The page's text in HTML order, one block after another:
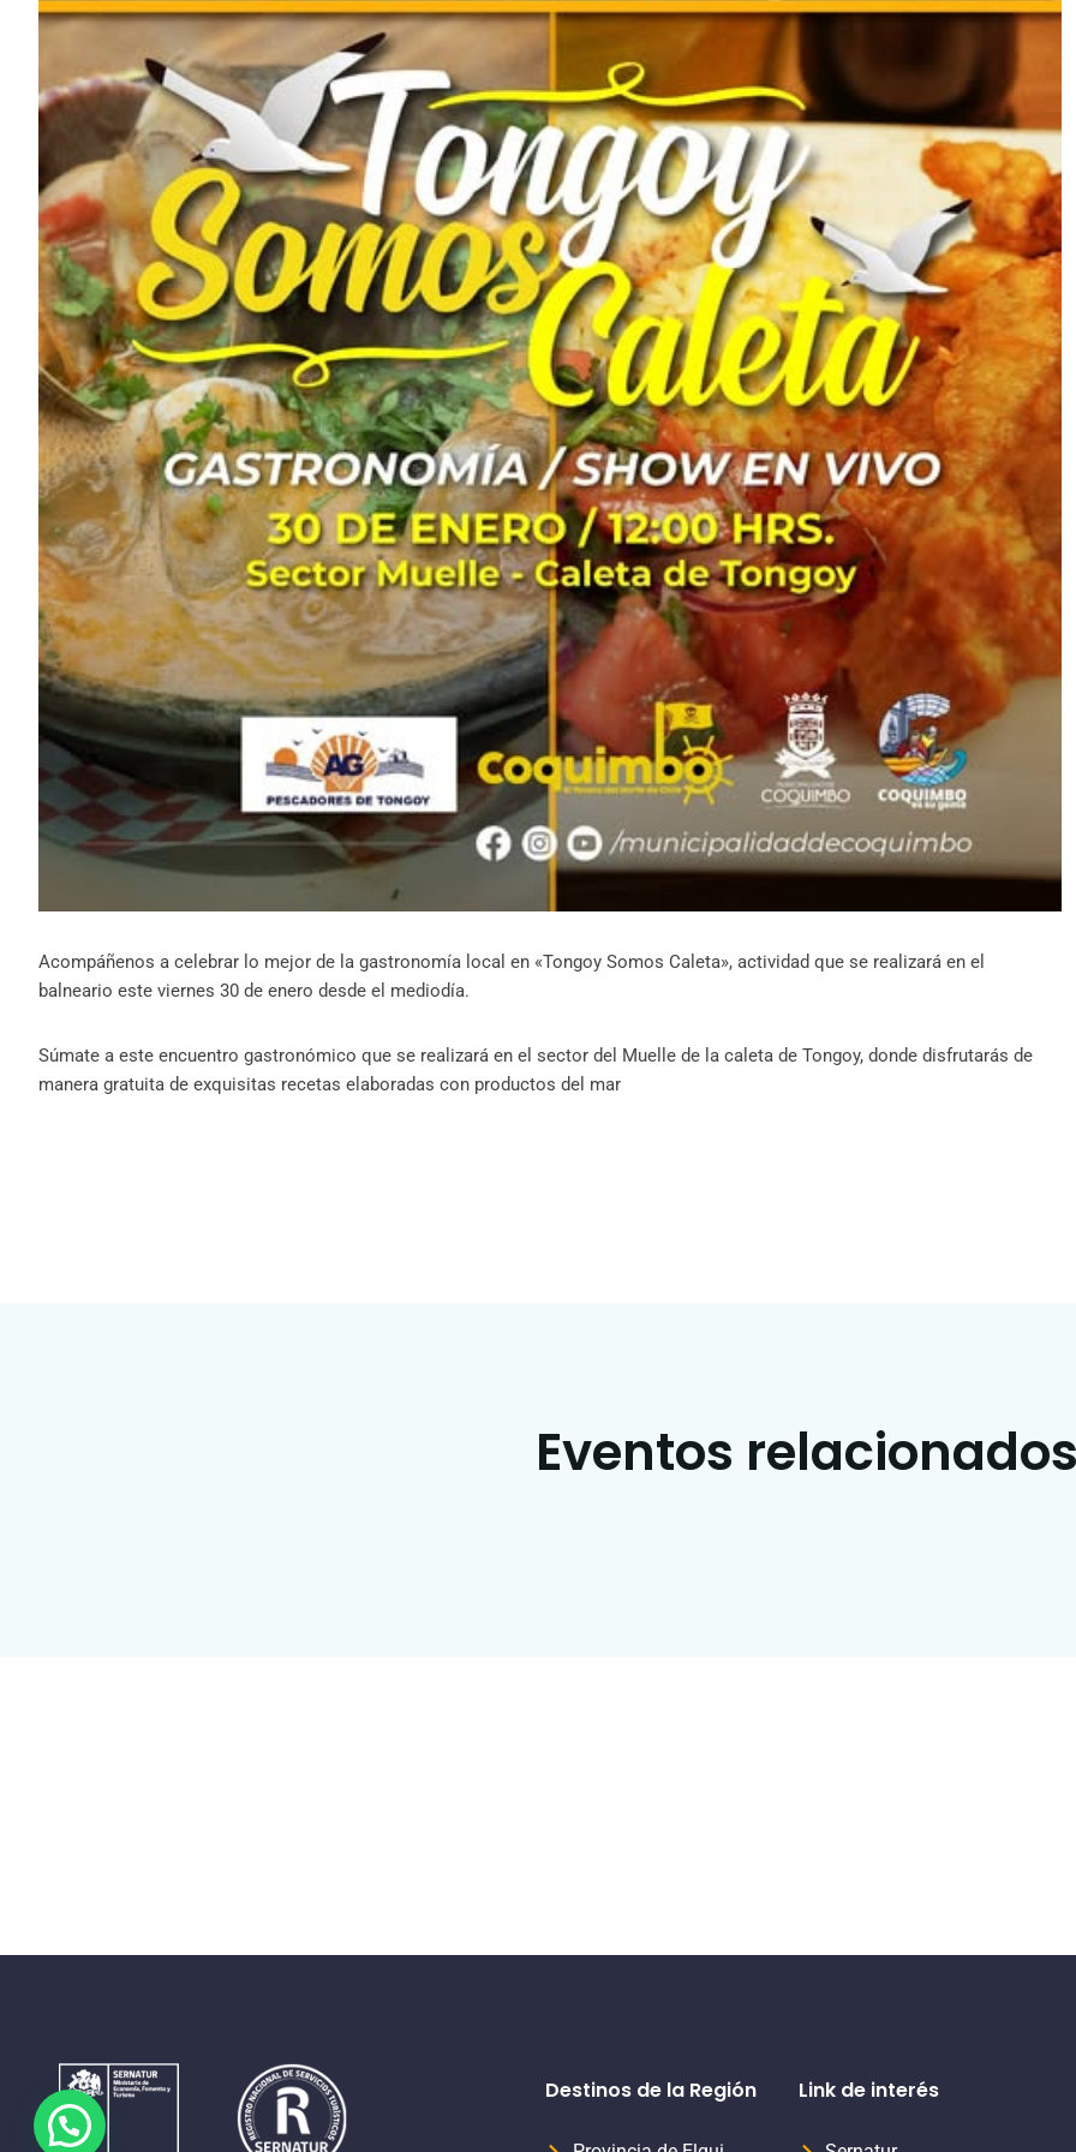
Acompáñenos a celebrar lo mejor de la gastronomía local en «Tongoy Somos Caleta», actividad que se realizará en el
balneario este viernes 30 de enero desde el mediodía.
Súmate a este encuentro gastronómico que se realizará en el sector del Muelle de la caleta de Tongoy, donde disfrutarás de
manera gratuita de exquisitas recetas elaboradas con productos del mar
Eventos
Destinos de la Región Link de interés